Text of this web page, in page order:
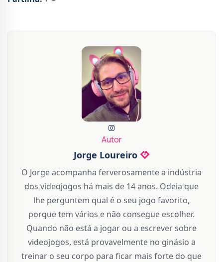
Autor
Jorge Loureiro
O Jorge acompanha ferverosamente a indústria
dos videojogos há mais de 14 anos. Odeia que
lhe perguntem qual é o seu jogo favorito,
porque tem vários e não consegue escolher.
Quando não está a jogar ou a escrever sobre
videojogos, está provavelmente no ginásio a
treinar o seu corpo para ficar mais forte do que